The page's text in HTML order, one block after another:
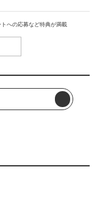
への応募など特典が満載